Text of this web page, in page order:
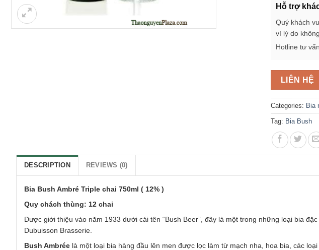
Hỗ trợ
Quý khách
vì lý do
Hotline tư
LIÊN HỆ
Categories: Bia
Tag: Bia Bush
DESCRIPTION REVIEWS (0)
Bia Bush Ambré Triple chai 750ml ( 12% )
Quy chách thùng: 12 chai
Được giới thiệu vào năm 1933 dưới cái tên “Bush Beer”, đây là một trong những loại bia
Dubuisson Brasserie.
Bush Ambrée là một loại bia hàng đầu lên men được lọc làm từ mạch nha, hoa bia, các